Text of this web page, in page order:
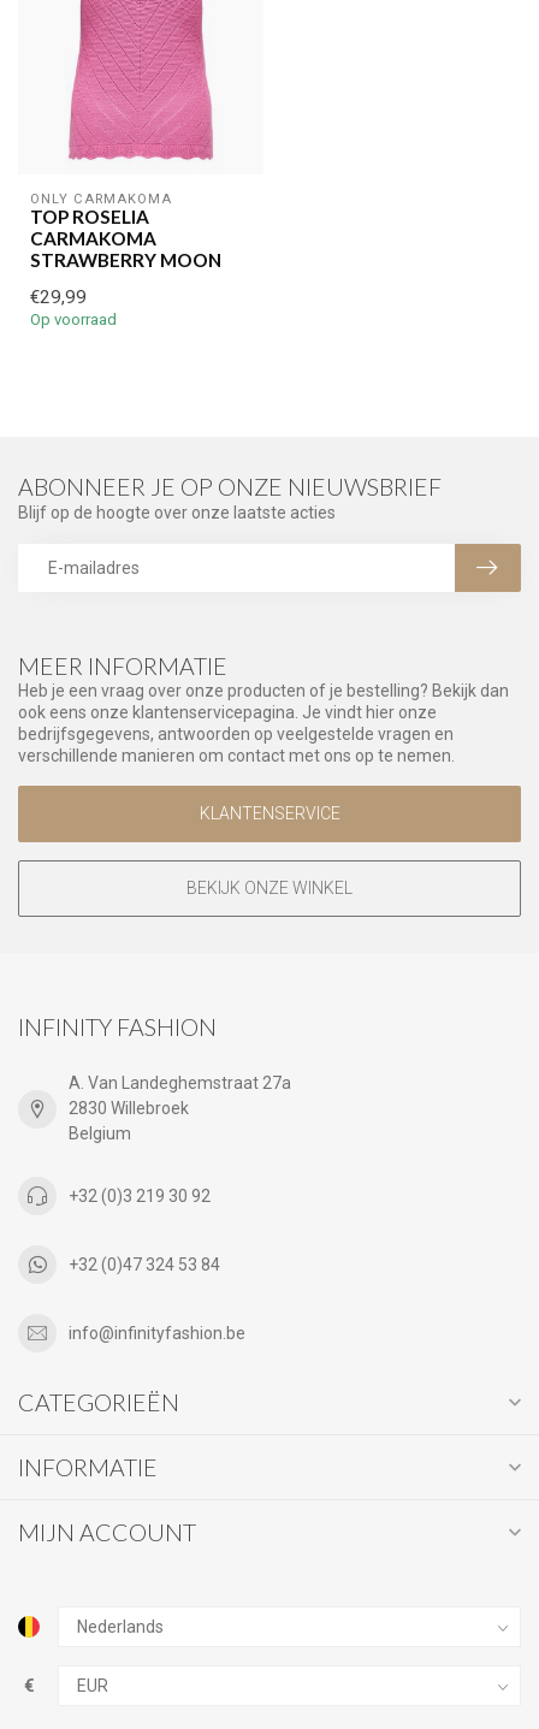
ONLY CARMAKOMA
TOP ROSELIA
CARMAKOMA
STRAWBERRY MOON
€29,99
Op voorraad
MEER INFORMATIE
Heb je een vraag over onze producten of je bestelling? Bekijk dan
ook eens onze klantenservicepagina. Je vindt hier onze
bedrijfsgegevens, antwoorden op veelgestelde vragen en
verschillende manieren om contact met ons op te nemen.
KLANTENSERVICE
BEKIJK ONZE WINKEL
ABONNEER JE OP ONZE NIEUWSBRIEF
Blijf op de hoogte over onze laatste acties
INFINITY FASHION
A. Van Landeghemstraat 27a
2830 Willebroek
Belgium
+32 (0)3 219 30 92
+32 (0)47 324 53 84
info@infinityfashion.be
CATEGORIEËN
INFORMATIE
MIJN ACCOUNT
€